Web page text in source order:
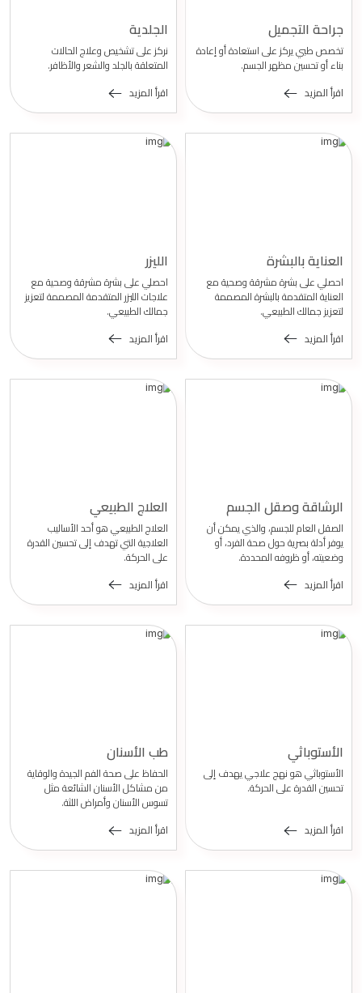
جراحة التجميل
تخصص طبي يركز على استعادة أو إعادة
بناء أو تحسين مظهر الجسم.
اقرأ المزيد
الجلدية
نركز على تشخيص وعلاج الحالات
المتعلقة بالجلد والشعر والأظافر.
اقرأ المزيد
العناية بالبشرة
احصلي على بشرة مشرقة وصحية مع
العناية المتقدمة بالبشرة المصممة
لتعزيز جمالك الطبيعي.
اقرأ المزيد
الليزر
احصلي على بشرة مشرقة وصحية مع
علاجات الليزر المتقدمة المصممة لتعزيز
جمالك الطبيعي.
اقرأ المزيد
الرشاقة وصقل الجسم
الصقل العام للجسم، والذي يمكن أن
يوفر أدلة بصرية حول صحة الفرد، أو
وضعيته، أو ظروفه المحددة.
اقرأ المزيد
العلاج الطبيعي
العلاج الطبيعي هو أحد الأساليب
العلاجية التي تهدف إلى تحسين القدرة
على الحركة.
اقرأ المزيد
الأستوباثي
الأستوباثي هو نهج علاجي يهدف إلى
تحسين القدرة على الحركة.
اقرأ المزيد
طب الأسنان
الحفاظ على صحة الفم الجيدة والوقاية
من مشاكل الأسنان الشائعة مثل
تسوس الأسنان وأمراض اللثة.
اقرأ المزيد